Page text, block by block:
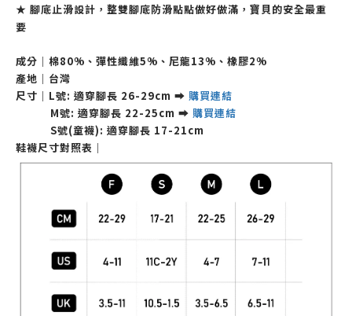
★ 腳底止滑設計，整雙腳底防滑點點做好做滿，寶貝的安全最重
要
成分｜棉80%、彈性纖維5%、尼龍13%、橡膠2%
產地｜台灣
尺寸｜L號: 適穿腳長 26-29cm ➡ 購買連結
M號: 適穿腳長 22-25cm ➡ 購買連結
S號(童襪): 適穿腳長 17-21cm
鞋襪尺寸對照表｜